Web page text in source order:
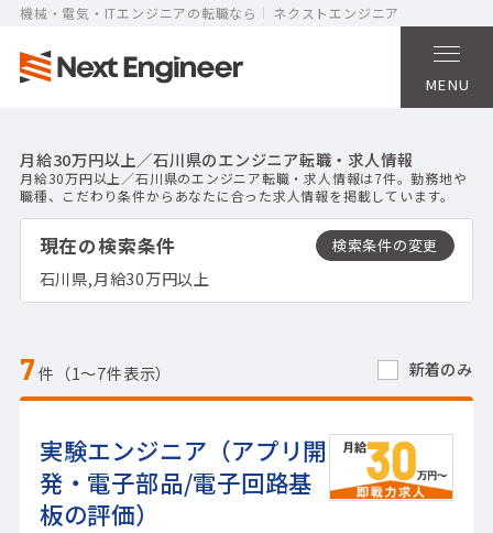
機械・電気・ITエンジニアの転職なら ネクストエンジニア
MENU
月給30万円以上／石川県のエンジニア転職・求人情報
月給30万円以上／石川県のエンジニア転職・求人情報は7件。勤務地や
職種、こだわり条件からあなたに合った求人情報を掲載しています。
現在の検索条件
石川県,月給30万円以上
7件（1〜7件表示） 新着のみ
実験エンジニア（アプリ開
発・電子部品/電子回路基
板の評価）